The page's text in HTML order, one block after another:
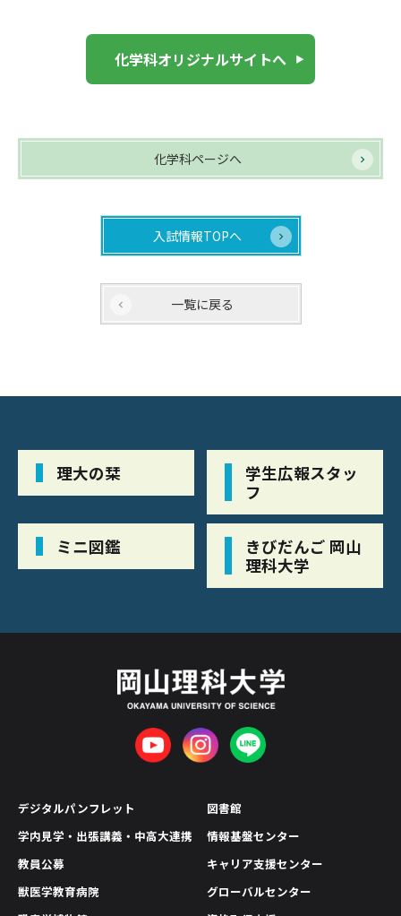
化学科オリジナルサイトへ
化学科ページへ
入試情報TOPへ
一覧に戻る
理大の栞
学生広報スタッ
フ
ミニ図鑑
きびだんご 岡山
理科大学
デジタルパンフレット
学内見学・出張講義・中高大連携
教員公募
獣医学教育病院
図書館
情報基盤センター
キャリア支援センター
グローバルセンター